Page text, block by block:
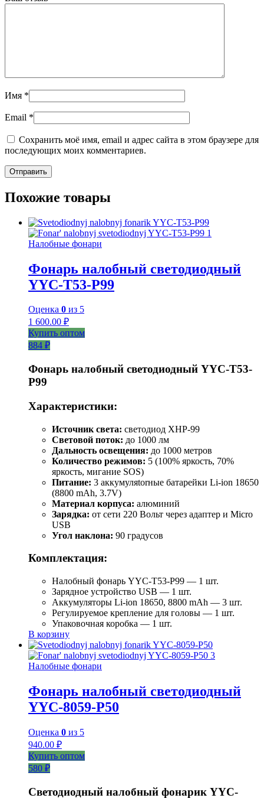
Имя *
Email *
Сохранить моё имя, email и адрес сайта в этом браузере для
последующих моих комментариев.
Похожие товары
Налобные фонари
Фонарь налобный светодиодный
YYC-T53-P99
Оценка 0 из 5
1 600.00 ₽
Купить оптом
884 ₽
Фонарь налобный светодиодный YYC-T53-
P99
Характеристики:
Источник света: светодиод XHP-99
Световой поток: до 1000 лм
Дальность освещения: до 1000 метров
Количество режимов: 5 (100% яркость, 70%
яркость, мигание SOS)
Питание: 3 аккумуляtorные батарейки Li-ion 18650
(8800 mAh, 3.7V)
Материал корпуса: алюминий
Зарядка: от сети 220 Вольт через адаптер и Micro
USB
Угол наклона: 90 градусов
Комплектация:
Налобный фонарь YYC-T53-P99 — 1 шт.
Зарядное устройство USB — 1 шт.
Аккумуляторы Li-ion 18650, 8800 mAh — 3 шт.
Регулируемое крепление для головы — 1 шт.
Упаковочная коробка — 1 шт.
В корзину
Налобные фонари
Фонарь налобный светодиодный
YYC-8059-P50
Оценка 0 из 5
940.00 ₽
Купить оптом
580 ₽
Светодиодный налобный фонарик YYC-